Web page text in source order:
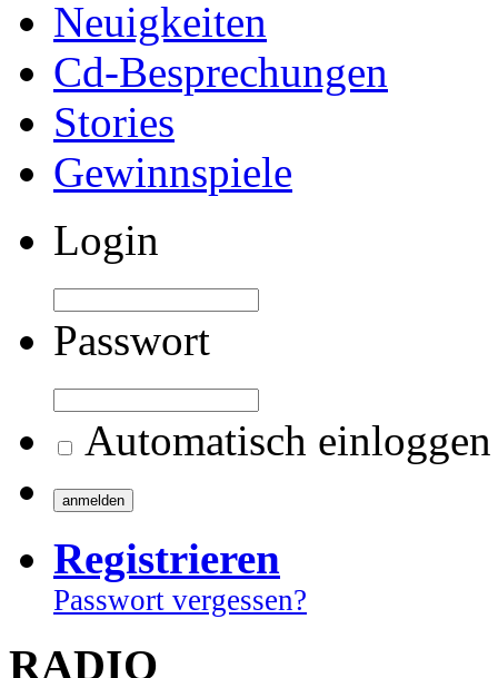
Neuigkeiten
Cd-Besprechungen
Stories
Gewinnspiele
Login
Passwort
Automatisch einloggen
Registrieren
Passwort vergessen?
RADIO